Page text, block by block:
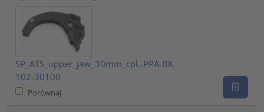
SP_ATS_upper_jaw_30mm_cpl.-PPA-BK
102-30100
Porównaj